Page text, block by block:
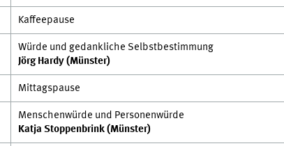
Kaffeepause
Würde und gedankliche Selbstbestimmung
Jörg Hardy (Münster)
Mittagspause
Menschenwürde und Personenwürde
Katja Stoppenbrink (Münster)